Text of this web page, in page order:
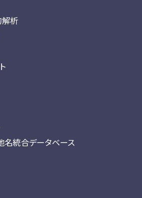
解析
名統合データベース